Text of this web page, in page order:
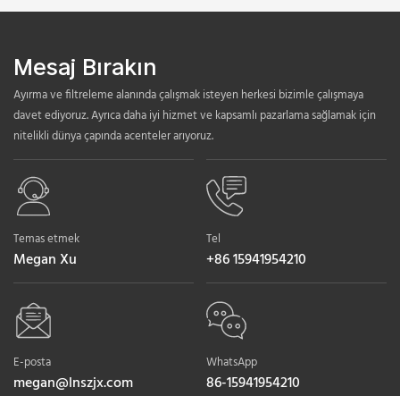
Mesaj Bırakın
Ayırma ve filtreleme alanında çalışmak isteyen herkesi bizimle çalışmaya
davet ediyoruz. Ayrıca daha iyi hizmet ve kapsamlı pazarlama sağlamak için
nitelikli dünya çapında acenteler arıyoruz.
Temas etmek
Megan Xu
Tel
+86 15941954210
E-posta
megan@lnszjx.com
WhatsApp
86-15941954210